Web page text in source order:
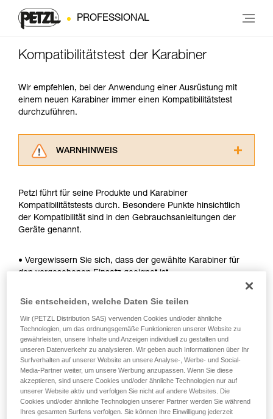
PROFESSIONAL
Kompatibilitätstest der Karabiner
Wir empfehlen, bei der Anwendung einer Ausrüstung mit
einem neuen Karabiner immer einen Kompatibilitätstest
durchzuführen.
WARNHINWEIS
aufmerksam durch, bevor Sie diesen zu Rate
ziehen. Um diese Zusatzinformationen
verstehen zu können, müssen Sie zuerst die in
der Gebrauchsanweisung enthaltenen
Die Beherrschung dieser Techniken setzt eine
entsprechende Ausbildung und ein spezielles
Vorgang alleine sicher zu wiederholen, bevor
Sie ihn eigenständig durchführen.
Wir geben Beispiele für die mit Ihrer Aktivität
verbundenen Techniken. Möglicherweise gibt es
noch andere Techniken, die hier nicht
beschrieben werden.
Petzl führt für seine Produkte und Karabiner
Kompatibilitätstests durch. Besondere Punkte hinsichtlich
der Kompatibilität sind in den Gebrauchsanleitungen der
Geräte genannt.
• Vergewissern Sie sich, dass der gewählte Karabiner für
den vorgesehenen Einsatz geeignet ist.
• Vergewissern Sie sich, dass der Querschnitt des
• Vergewissern Sie sich, dass der Karabiner nicht in der
Verbindungsöse des Geräts blockiert wird.
• Prüfen Sie die Möglichkeit, dass sich der Karabiner falsch
positioniert und in dieser Position bleibt.
• Vergewissern Sie sich, dass sich die Elemente des
Sie entscheiden, welche Daten Sie teilen
Wir (PETZL Distribution SAS) verwenden Cookies und/oder ähnliche
Technologien, um das ordnungsgemäße Funktionieren unserer Website zu
gewährleisten, unsere Inhalte und Anzeigen individuell zu gestalten und
unseren Datenverkehr zu analysieren. Wir geben auch Informationen über Ihr
Surfverhalten auf unserer Website an unsere Analyse-, Werbe- und Social-
Media-Partner weiter, um unsere Werbung anzupassen. Wenn Sie diese
akzeptieren, sind unsere Cookies und/oder ähnliche Technologien nur auf
unserer Website aktiv und verfolgen Sie nicht auf andere Websites. Die
Cookies und/oder ähnliche Technologien unserer Partner werden Sie während
Ihres gesamten Surfens verfolgen. Sie können Ihre Einwilligung jederzeit